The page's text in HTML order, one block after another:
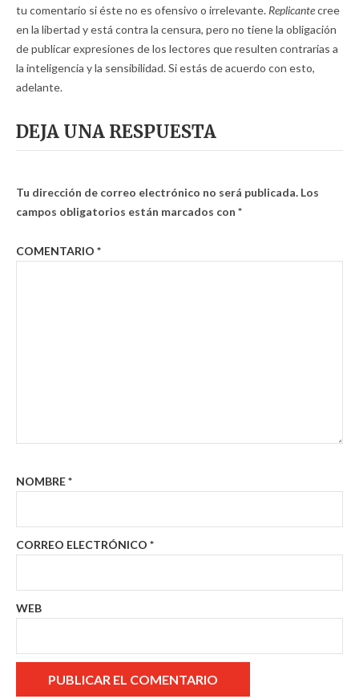
tu comentario si éste no es ofensivo o irrelevante. Replicantecree
en la libertad y está contra la censura, pero no tiene la obligación
de publicar expresiones de los lectores que resulten contrarias a
la inteligencia y la sensibilidad. Si estás de acuerdo con esto,
adelante.
DEJA UNA RESPUESTA
Tu dirección de correo electrónico no será publicada. Los
campos obligatorios están marcados con *
COMENTARIO *
NOMBRE*
CORREO ELECTRÓNICO *
WEB